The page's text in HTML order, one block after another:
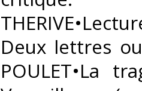
Deux lettres
POULET•La